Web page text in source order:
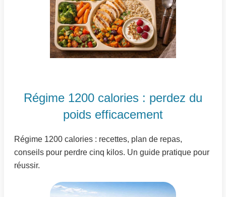
Régime 1200 calories : perdez du
poids efficacement
Régime 1200 calories : recettes, plan de repas,
conseils pour perdre cinq kilos. Un guide pratique pour
réussir.